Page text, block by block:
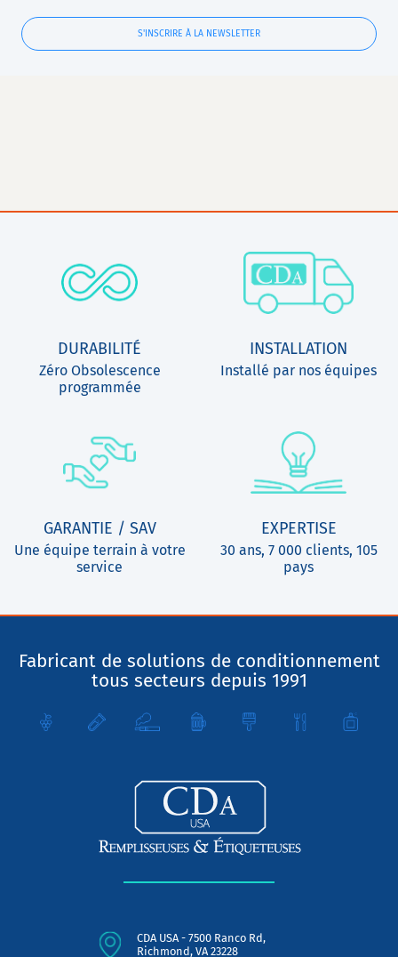
S'INSCRIRE À LA NEWSLETTER
DURABILITÉ
Zéro Obsolescence
programmée
INSTALLATION
Installé par nos équipes
GARANTIE / SAV
Une équipe terrain à votre
service
EXPERTISE
30 ans, 7 000 clients, 105
pays
Fabricant de solutions de conditionnement
tous secteurs depuis 1991
CDA USA - 7500 Ranco Rd,
Richmond, VA 23228